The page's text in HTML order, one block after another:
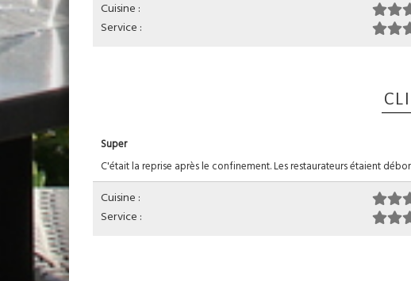
Cuisine :
Service :
Super
C'était la reprise après le confinement. Les restaurateurs étaient
Cuisine :
Service :